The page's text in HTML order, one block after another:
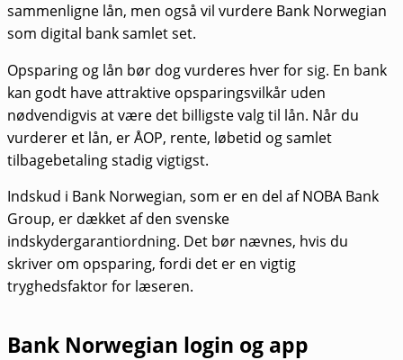
sammenligne lån, men også vil vurdere Bank Norwegian
som digital bank samlet set.
Opsparing og lån bør dog vurderes hver for sig. En bank
kan godt have attraktive opsparingsvilkår uden
nødvendigvis at være det billigste valg til lån. Når du
vurderer et lån, er ÅOP, rente, løbetid og samlet
tilbagebetaling stadig vigtigst.
Indskud i Bank Norwegian, som er en del af NOBA Bank
Group, er dækket af den svenske
indskydergarantiordning. Det bør nævnes, hvis du
skriver om opsparing, fordi det er en vigtig
tryghedsfaktor for læseren.
Bank Norwegian login og app